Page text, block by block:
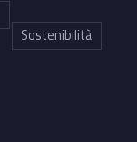
Sostenibilità